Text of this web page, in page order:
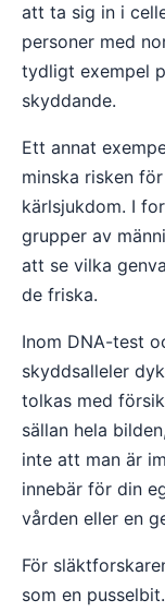
att ta sig in i
personer med
tydligt exempel
skyddande.
Ett annat
minska risken
kärlsjukdom. I
grupper av
att se vilka
de friska.
Inom DNA-test
skyddsalleler
tolkas med
sällan hela
inte att man är
innebär för din
vården eller en
För
som en